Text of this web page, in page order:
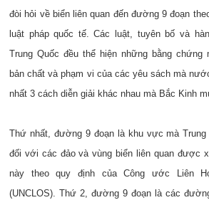
đòi hỏi về biển liên quan đến đường 9 đoạn
luật pháp quốc tế. Các luật, tuyên bố và
Trung Quốc đều thể hiện những bằng chứng
bản chất và phạm vi của các yêu sách mà
nhất 3 cách diễn giải khác nhau mà Bắc Kinh
Thứ nhất, đường 9 đoạn là khu vực mà Trung
đối với các đảo và vùng biển liên quan được
này theo quy định của Công ước Liên
(UNCLOS). Thứ 2, đường 9 đoạn là các